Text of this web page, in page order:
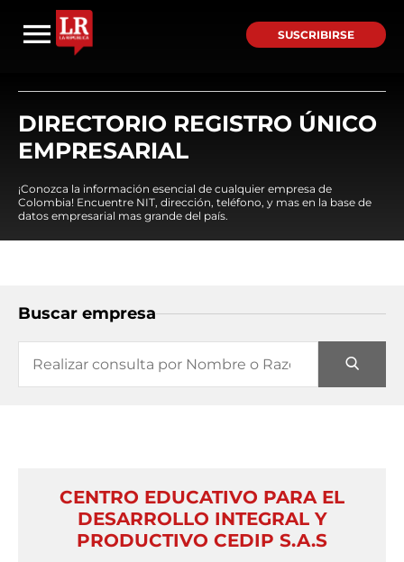
SUSCRIBIRSE
DIRECTORIO REGISTRO ÚNICO
EMPRESARIAL
¡Conozca la información esencial de cualquier empresa de
Colombia! Encuentre NIT, dirección, teléfono, y mas en la base de
datos empresarial mas grande del país.
Buscar empresa
CENTRO EDUCATIVO PARA EL
DESARROLLO INTEGRAL Y
PRODUCTIVO CEDIP S.A.S